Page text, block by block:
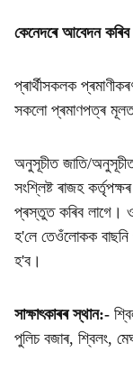
কেনেদৰে আবেদন কৰিব
প্ৰাৰ্থীসকলক
সকলো প্ৰমাণপত্ৰ
অনুসূচীত জাতি/অনুসূচীত
সংশ্লিষ্ট ৰাজহ
প্ৰস্তুত কৰিব লাগে।
হ'লে তেওঁলোকক বাছনি
হ'ব।
সাক্ষাৎকাৰৰ স্থান:-
পুলিচ বজাৰ, শ্বিলং,